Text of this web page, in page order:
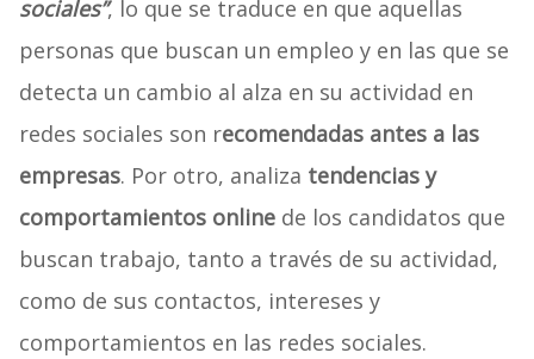
sociales”, lo que se traduce en que aquellas
personas que buscan un empleo y en las que se
detecta un cambio al alza en su actividad en
redes sociales son recomendadas antes a las
empresas. Por otro, analiza tendencias y
comportamientos online de los candidatos que
buscan trabajo, tanto a través de su actividad,
como de sus contactos, intereses y
comportamientos en las redes sociales.